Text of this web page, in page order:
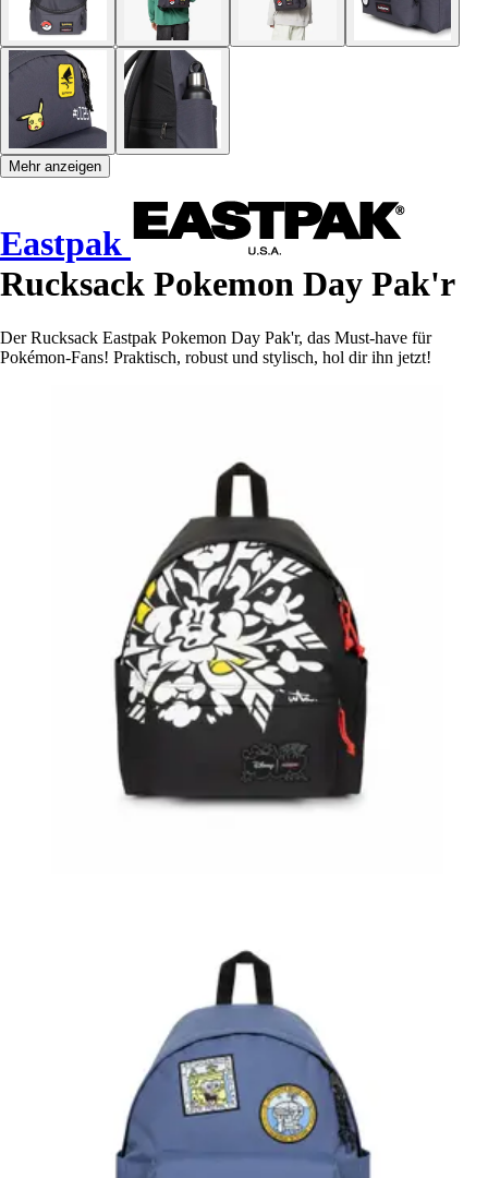
Mehr anzeigen
Eastpak
Rucksack Pokemon Day Pak'r
Der Rucksack Eastpak Pokemon Day Pak'r, das Must-have für
Pokémon-Fans! Praktisch, robust und stylisch, hol dir ihn jetzt!